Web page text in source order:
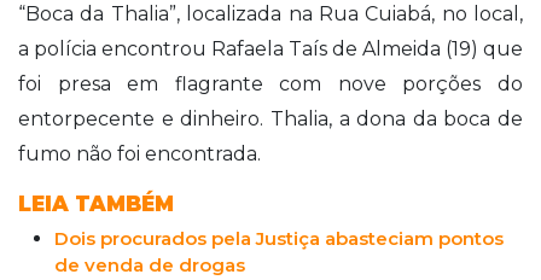
“Boca da Thalia”, localizada na Rua Cuiabá, no local,
a polícia encontrou Rafaela Taís de Almeida (19) que
foi presa em flagrante com nove porções do
entorpecente e dinheiro. Thalia, a dona da boca de
fumo não foi encontrada.
LEIA TAMBÉM
Dois procurados pela Justiça abasteciam pontos
de venda de drogas